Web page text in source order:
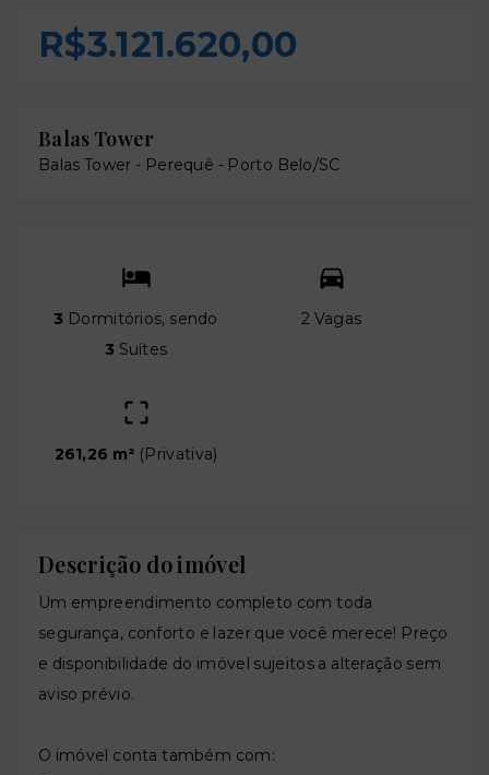
R$3.121.620,00
Balas Tower
Balas Tower - Perequê - Porto Belo/SC
3 Dormitórios, sendo
3 Suítes
2 Vagas
261,26 m² (Privativa)
Descrição do imóvel
Um empreendimento completo com toda
segurança, conforto e lazer que você merece! Preço
e disponibilidade do imóvel sujeitos a alteração sem
aviso prévio.
O imóvel conta também com: